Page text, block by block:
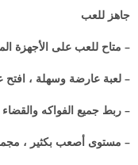
جاهز للعب
– متاح للعب على الأجهزة
– لعبة عارضة وسهلة ، افتح
– ربط جميع الفواكه والقضاء
– مستوى أصعب بكثير ،